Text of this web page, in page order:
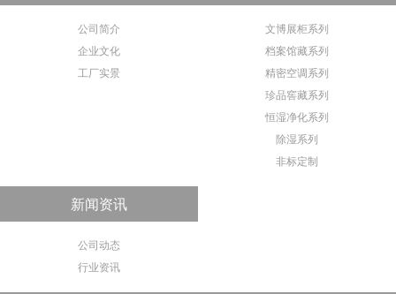
公司简介
企业文化
工厂实景
文博展柜系列
档案馆藏系列
精密空调系列
珍品窖藏系列
恒湿净化系列
除湿系列
非标定制
新闻资讯
公司动态
行业资讯